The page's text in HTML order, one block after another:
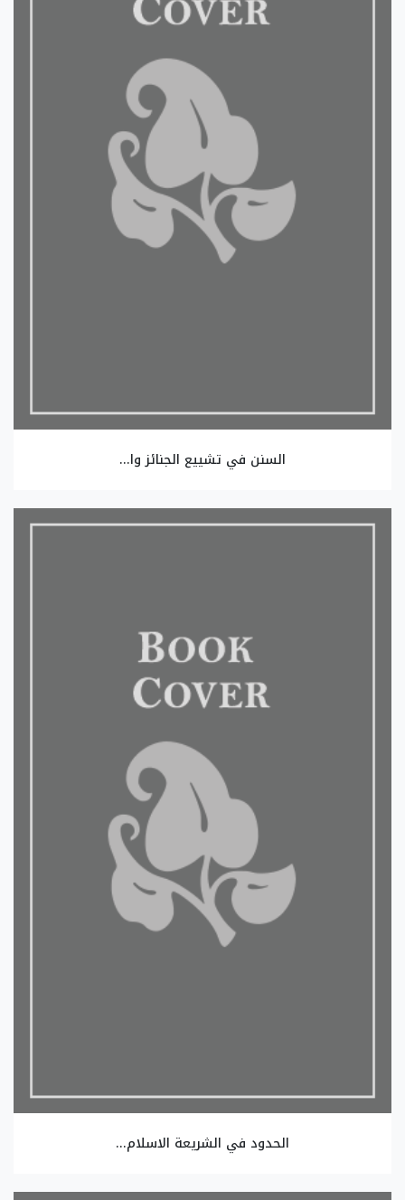
السنن في تشييع الجنائز وا...
الحدود في الشريعة الاسلام...